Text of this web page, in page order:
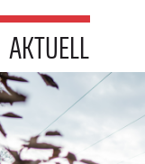
AKTUELL